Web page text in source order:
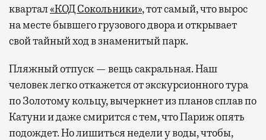
квартал«КОД Сокольники», тот самый, что вырос
на месте бывшего грузового двора и открывает
свой тайный ход в знаменитый парк.
Пляжный отпуск — вещь сакральная. Наш
человек легко откажется от экскурсионного тура
по Золотому кольцу, вычеркнет из планов сплав по
Катуни и даже смирится с тем, что Париж опять
подождет. Но лишиться недели у воды, чтобы,